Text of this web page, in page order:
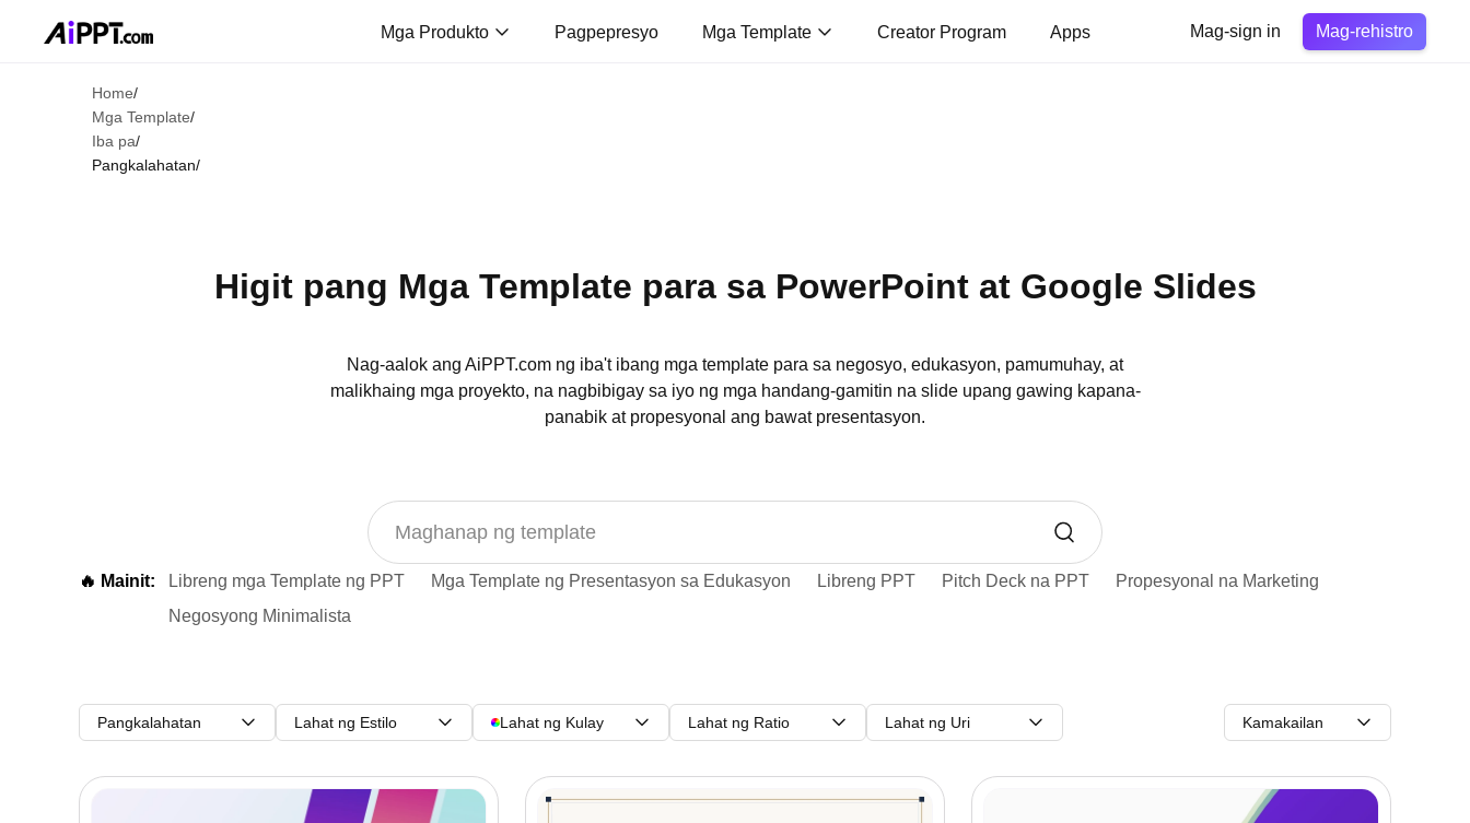
Mga Produkto Pagpepresyo Mga Template Creator Program Apps Mag-sign in Mag-rehistro
Home/
Mga Template/
Iba pa/
Pangkalahatan/
Higit pang Mga Template para sa PowerPoint at Google Slides
Nag-aalok ang AiPPT.com ng iba't ibang mga template para sa negosyo, edukasyon, pamumuhay, at
malikhaing mga proyekto, na nagbibigay sa iyo ng mga handang-gamitin na slide upang gawing kapana-
panabik at propesyonal ang bawat presentasyon.
🔥 Mainit: Libreng mga Template ng PPT Mga Template ng Presentasyon sa Edukasyon Libreng PPT Pitch Deck na PPT
Propesyonal na Marketing
Negosyong Minimalista
Pangkalahatan Lahat ng Estilo Lahat ng Kulay Lahat ng Ratio Lahat ng Uri Kamakailan